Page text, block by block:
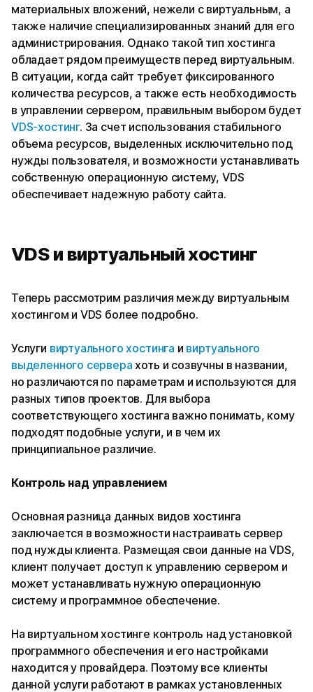
материальных вложений, нежели с виртуальным, а
также наличие специализированных знаний для его
администрирования. Однако такой тип хостинга
обладает рядом преимуществ перед виртуальным.
В ситуации, когда сайт требует фиксированного
количества ресурсов, а также есть необходимость
в управлении сервером, правильным выбором будет
VDS-хостинг. За счет использования стабильного
объема ресурсов, выделенных исключительно под
нужды пользователя, и возможности устанавливать
собственную операционную систему, VDS
обеспечивает надежную работу сайта.
VDS и виртуальный хостинг
Теперь рассмотрим различия между виртуальным
хостингом и VDS более подробно.
Услуги виртуального хостинга и виртуального
выделенного сервера хоть и созвучны в названии,
но различаются по параметрам и используются для
разных типов проектов. Для выбора
соответствующего хостинга важно понимать, кому
подходят подобные услуги, и в чем их
принципиальное различие.
Контроль над управлением
Основная разница данных видов хостинга
заключается в возможности настраивать сервер
под нужды клиента. Размещая свои данные на VDS,
клиент получает доступ к управлению сервером и
может устанавливать нужную операционную
систему и программное обеспечение.
На виртуальном хостинге контроль над установкой
программного обеспечения и его настройками
находится у провайдера. Поэтому все клиенты
данной услуги работают в рамках установленных